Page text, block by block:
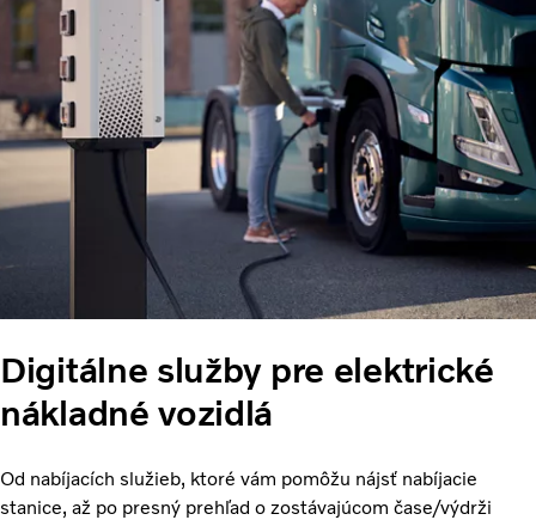
Digitálne služby pre elektrické
nákladné vozidlá
Od nabíjacích služieb, ktoré vám pomôžu nájsť nabíjacie
stanice, až po presný prehľad o zostávajúcom čase/výdrži